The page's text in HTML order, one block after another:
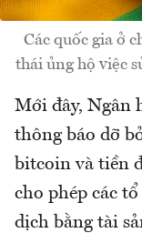
Các quốc gia ở
thái ủng hộ việc
Mới đây, Ngân
thông báo dỡ
bitcoin và tiền
cho phép các
dịch bằng tài